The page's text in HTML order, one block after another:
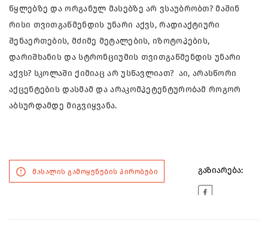
წყლებზე და ორგანულ მასებზე არ ვსაუბრობთ? მაშინ
რისი თვითგაწმენდის უნარი აქვს, რადიაქტიური
შენაერთების, მძიმე მეტალების, იზოტოპების,
დარიშხანის და სტრონციუმის თვითგაწმენდის უნარი
აქვს? სკოლაში ქიმიაც არ უსწავლიათ? აი, არასწორი
აქცენტების დასმამ და არაკომპეტენტურობამ როგორ
აბსურდამდე მიგვიყვანა.
მასალის გამოყენების პირობები გაზიარება: